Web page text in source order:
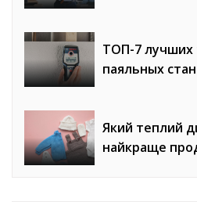
ТОП-7
паяльных
Який теплий
найкраще